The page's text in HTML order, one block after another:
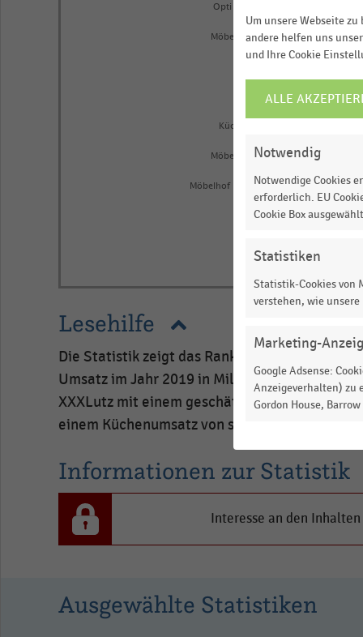
Opti Wohnwelt
Möbel Dogern*
Biller
Küchen Keie*
Möbel Heinrich
Möbelhof Parsberg*
0,00
of
chart
Lesehilfe
Die Statistik zeigt das Ranking der der
Umsatz im Jahr 2019 in Millionen Euro auf.
XXXLutz mit einem geschätzten
einem Küchenumsatz von schätzungsweise
Informationen zur Statistik
Interesse an den
Ausgewählte Statistiken
Um unsere Webseite
andere helfen uns
und Ihre Cookie
ALLE
COOKIE-
EINSTELLUNGEN
Notwendig
Notwendige Cookies
erforderlich. EU
Cookie Box
Statistiken
Statistik-Cookies von
verstehen, wie
Marketing-
Google Adsense:
Anzeigeverhalten) zu
Gordon House,